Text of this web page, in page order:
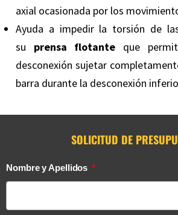
axial ocasionada por los
Ayuda a impedir la torsión de
su prensa flotante que
desconexión sujetar
barra durante la desconexión
SOLICITUD DE
Nombre y Apellidos